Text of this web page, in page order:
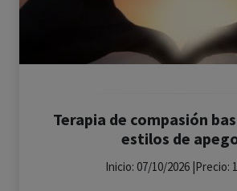
Terapia de compasión
estilos de
Inicio: 07/10/2026 |Precio: